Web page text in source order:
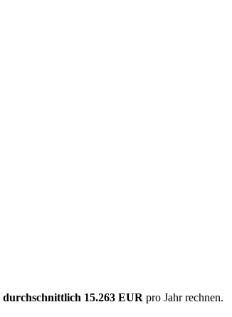
durchschnittlich 15.263 EUR pro Jahr rechnen.